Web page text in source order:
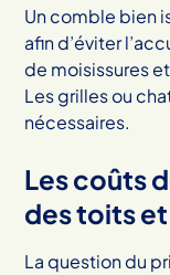
Un comble bien
afin d’éviter
de moisissures
Les grilles ou
nécessaires.
Les coûts
des toits
La question du